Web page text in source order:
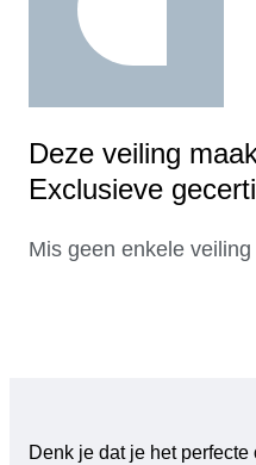
Deze veiling
Exclusieve
Mis geen enkele veiling
Denk je dat je het